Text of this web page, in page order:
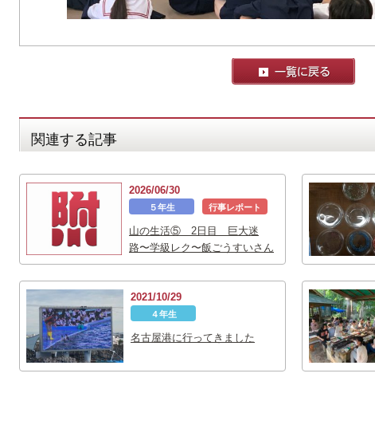
関連する記事
2026/06/30
５年生 行事レポート
山の生活⑤ 2日目 巨大迷
路〜学級レク〜飯ごうすいさん
2021/10/29
４年生
名古屋港に行ってきました